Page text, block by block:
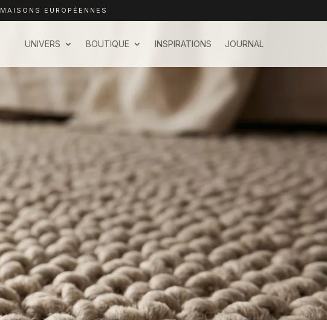
MAISONS EUROPÉENNES
UNIVERS BOUTIQUE INSPIRATIONS JOURNAL